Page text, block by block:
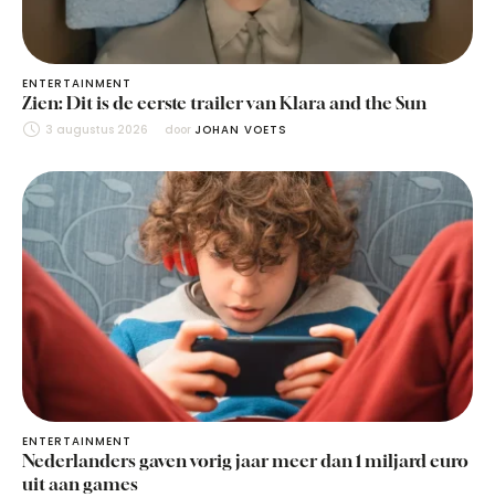
ENTERTAINMENT
Zien: Dit is de eerste trailer van Klara and the Sun
3 augustus 2026 door JOHAN VOETS
ENTERTAINMENT
Nederlanders gaven vorig jaar meer dan 1 miljard euro
uit aan games